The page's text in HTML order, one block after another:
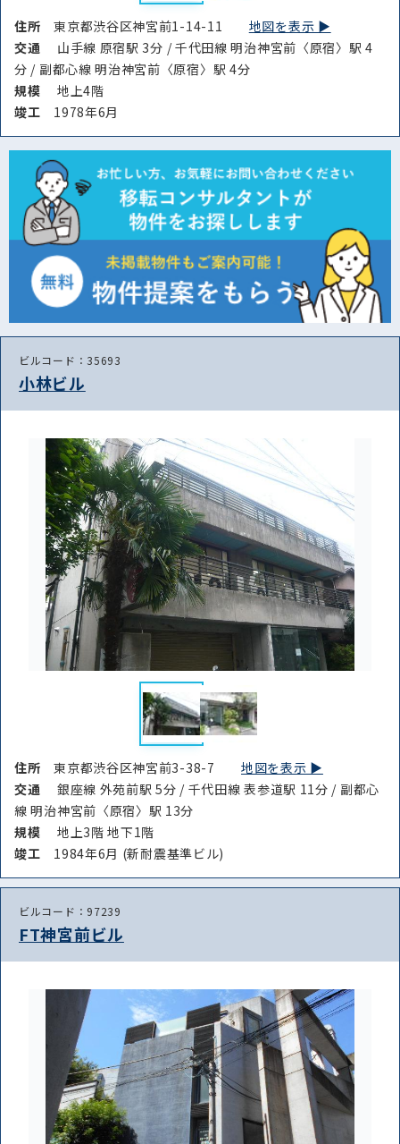
住所東京都渋谷区神宮前1-14-11 地図を表示 ▶︎
交通
山手線 原宿駅 3分 / 千代田線 明治神宮前〈原宿〉駅 4
分 / 副都心線 明治神宮前〈原宿〉駅 4分
規模
地上4階
竣⼯ 1978年6月
ビルコード：35693
小林ビル
住所東京都渋谷区神宮前3-38-7地図を表示 ▶︎
交通
銀座線 外苑前駅 5分 / 千代田線 表参道駅 11分 / 副都心
線 明治神宮前〈原宿〉駅 13分
規模
地上3階 地下1階
竣⼯ 1984年6月 (新耐震基準ビル)
ビルコード：97239
FT神宮前ビル